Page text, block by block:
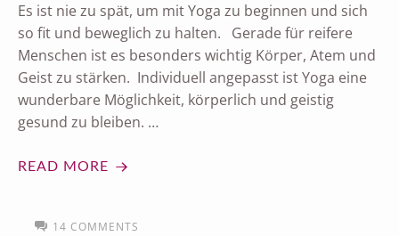
Es ist nie zu spät, um mit Yoga zu beginnen und sich
so fit und beweglich zu halten. Gerade für reifere
Menschen ist es besonders wichtig Körper, Atem und
Geist zu stärken. Individuell angepasst ist Yoga eine
wunderbare Möglichkeit, körperlich und geistig
gesund zu bleiben. …
READ MORE
14 COMMENTS